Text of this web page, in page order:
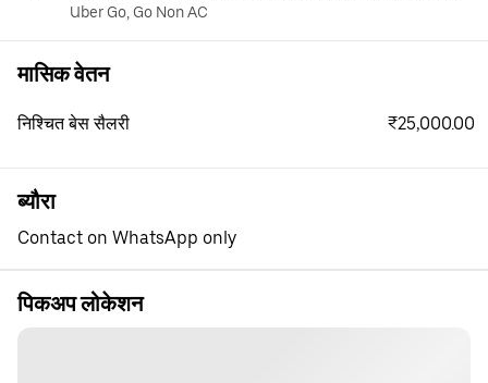
Uber Go, Go Non AC
मासिक वेतन
निश्चित बेस सैलरी ₹25,000.00
ब्यौरा
Contact on WhatsApp only
पिकअप लोकेशन